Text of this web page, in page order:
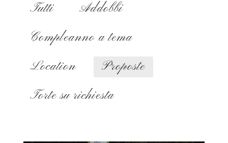
Tutti
Addobbi
Compleanno a tema
Location
Proposte
Torte su richiesta